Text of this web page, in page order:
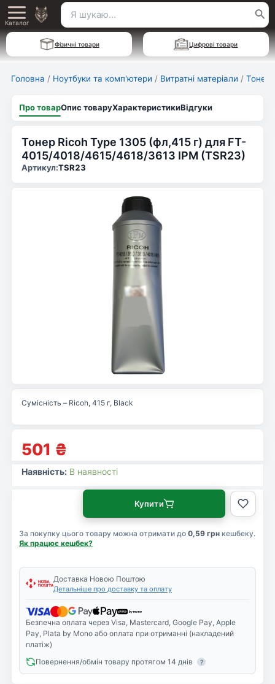
Перейти
до
вмісту
Main
Menu
Каталог
Пошук
для:
Фізичні товари Цифрові товари
Головна / Ноутбуки та комп'ютери / Витратні матеріали / Тонер
Про товарОпис товаруХарактеристикиВідгуки
Тонер Ricoh Type 1305 (фл,415 г) для FT-
4015/4018/4615/4618/3613 IPM (TSR23)
Артикул:TSR23
501 ₴
Сумісність – Ricoh, 415 г, Black
Наявність: В наявності
За покупку цього товару можна отримати до 0,59 грн кешбеку.
Як працює кешбек?
Купити
Доставка Новою Поштою
Детальніше про доставку та оплату
Безпечна оплата через Visa, Mastercard, Google Pay, Apple
Pay, Plata by Mono або оплата при отриманні (накладений
платіж)
Повернення/обмін товару протягом 14 днів
?